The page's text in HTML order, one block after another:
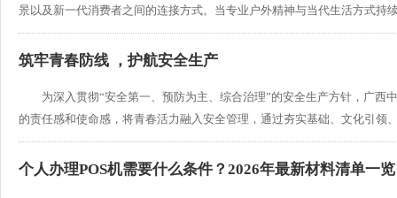
景以及新一代消费者之间的连接方式。当专业户外精神与当代生活方式持
筑牢青春防线 ，护航安全生产
为深入贯彻“安全第一、预防为主、综合治理”的安全生产方针，广
的责任感和使命感，将青春活力融入安全管理，通过夯实基础、文化引领
个人办理POS机需要什么条件？2026年最新材料清单一览